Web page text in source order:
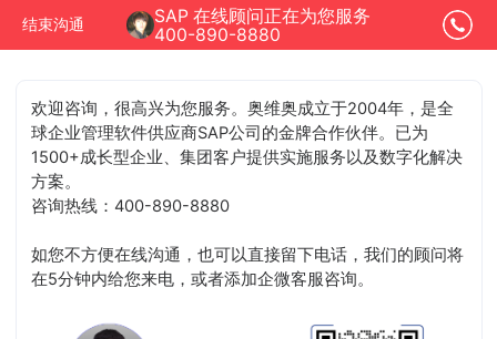
结束沟通
SAP 在线顾问正在为您服务
400-890-8880
欢迎咨询，很高兴为您服务。奥维奥成立于2004年，是全
球企业管理软件供应商SAP公司的金牌合作伙伴。已为
1500+成长型企业、集团客户提供实施服务以及数字化解决
方案。
咨询热线：400-890-8880
如您不方便在线沟通，也可以直接留下电话，我们的顾问将
在5分钟内给您来电，或者添加企微客服咨询。